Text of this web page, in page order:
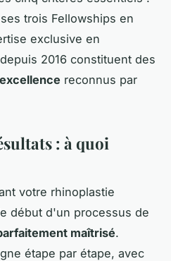
trois Fellowships en
exclusive en
2016 constituent des
reconnus par
: à quoi
votre rhinoplastie
début d'un processus de
maîtrisé.
étape par étape, avec